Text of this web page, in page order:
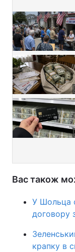
Вас також
У Шольца
договору
крапку в